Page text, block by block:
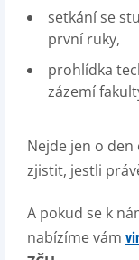
setkání se
první ruky,
prohlídka
zázemí
Nejde jen o
zjistit, jestli
A pokud se k
nabízíme vám